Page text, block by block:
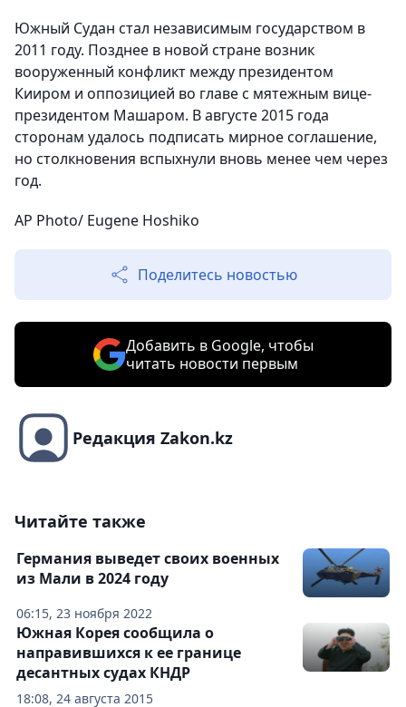
Южный Судан стал независимым государством в
2011 году. Позднее в новой стране возник
вооруженный конфликт между президентом
Кииром и оппозицией во главе с мятежным вице-
президентом Машаром. В августе 2015 года
сторонам удалось подписать мирное соглашение,
но столкновения вспыхнули вновь менее чем через
год.
AP Photo/ Eugene Hoshiko
Поделитесь новостью
Добавить в Google, чтобы
читать новости первым
Редакция Zakon.kz
Читайте также
06:15, 23 ноября 2022
Германия выведет своих военных
из Мали в 2024 году
18:08, 24 августа 2015
Южная Корея сообщила о
направившихся к ее границе
десантных судах КНДР